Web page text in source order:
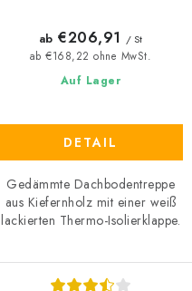
Auf Lager
ab €168,22 ohne MwSt.
ab €206,91 / St
DETAIL
Gedämmte Dachbodentreppe
aus Kiefernholz mit einer weiß
lackierten Thermo-Isolierklappe.